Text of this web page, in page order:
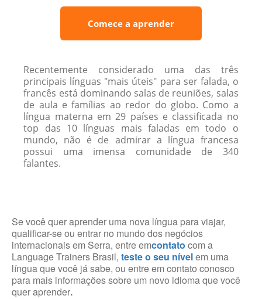
Comece a aprender
Recentemente considerado uma das três
principais línguas "mais úteis" para ser falada, o
francês está dominando salas de reuniões, salas
de aula e famílias ao redor do globo. Como a
língua materna em 29 países e classificada no
top das 10 línguas mais faladas em todo o
mundo, não é de admirar a língua francesa
possui uma imensa comunidade de 340
falantes.
Se você quer aprender uma nova língua para viajar,
qualificar-se ou entrar no mundo dos negócios
internacionais em Serra, entre emcontato com a
Language Trainers Brasil, teste o seu nívelem uma
língua que você já sabe, ou entre em contato conosco
para mais informações sobre um novo idioma que você
quer aprender.